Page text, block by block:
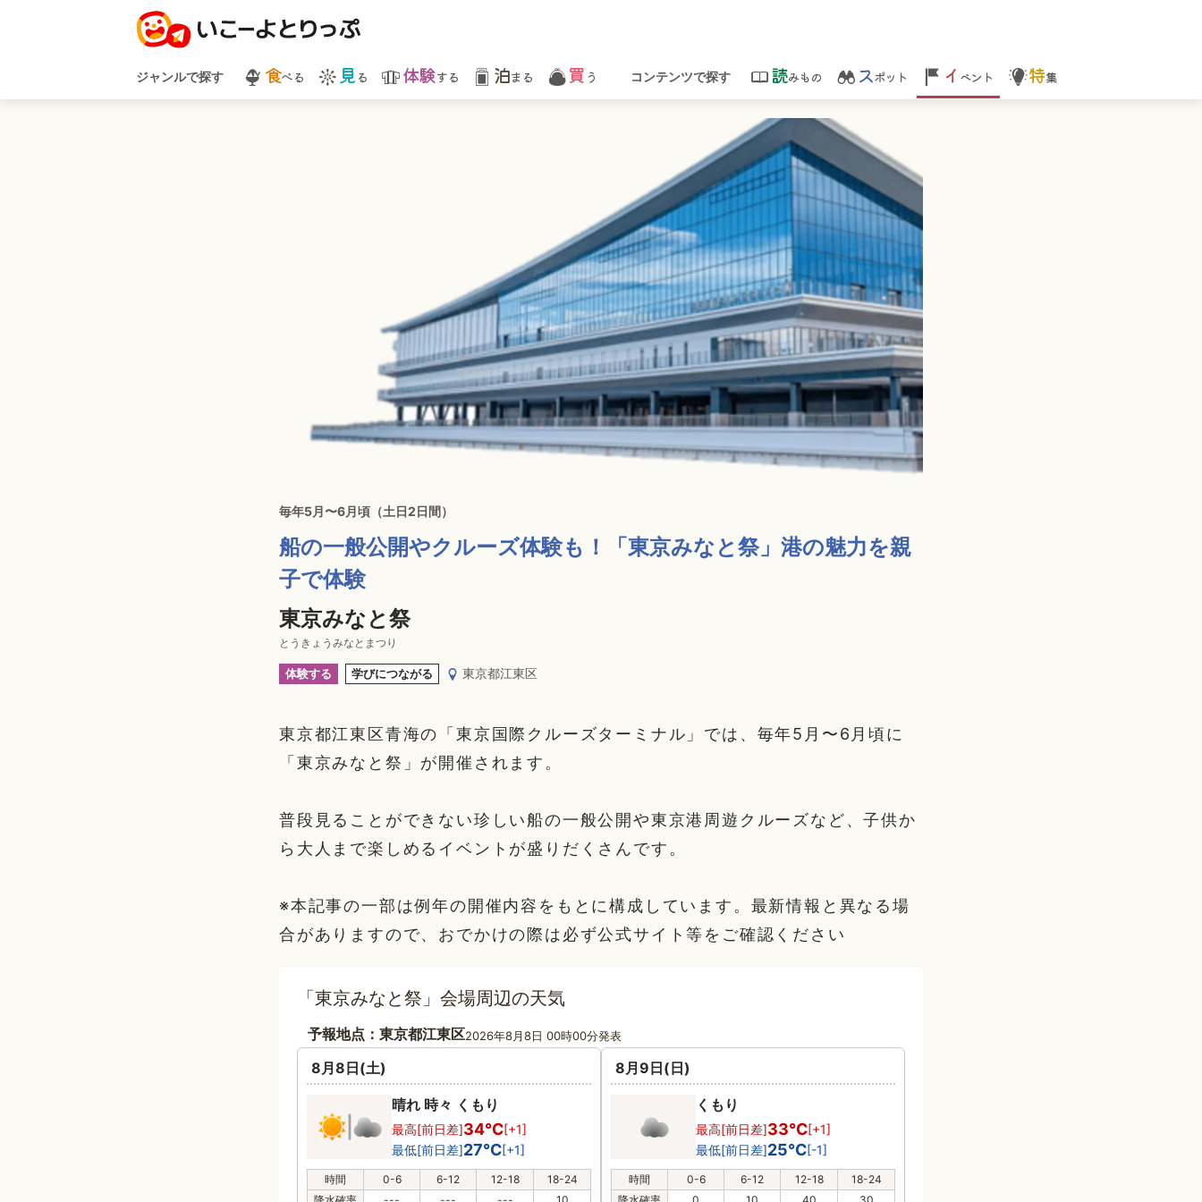
ジャンルで探す 食べる 見 る 体験する 泊まる 買 う コンテンツで探す 読みもの スポット イ ベント 特集
毎年5月〜6月頃（土日2日間）
船の一般公開やクルーズ体験も！「東京みなと祭」港の魅力を親
子で体験
東京みなと祭
とうきょうみなとまつり
体験する 学びにつながる 東京都江東区
東京都江東区青海の「東京国際クルーズターミナル」では、毎年5月〜6月頃に
「東京みなと祭」が開催されます。
普段見ることができない珍しい船の一般公開や東京港周遊クルーズなど、子供か
ら大人まで楽しめるイベントが盛りだくさんです。
※本記事の一部は例年の開催内容をもとに構成しています。最新情報と異なる場
合がありますので、おでかけの際は必ず公式サイト等をご確認ください
「東京みなと祭」会場周辺の天気
予報地点：東京都江東区2026年8月8日 00時00分発表
8月8日(土)
晴れ 時々 くもり
最高[前日差]34℃[+1]
最低[前日差]27℃[+1]
時間 0-6 6-12 12-18
18-24
8月9日(日)
くもり
最高[前日差]33℃[+1]
最低[前日差]25℃[-1]
時間 0-6 6-12 12-18
18-24